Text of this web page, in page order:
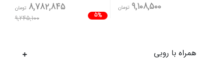
9,108,500 تومان
5%
8,782,845 تومان
9,245,100
همراه با روبی